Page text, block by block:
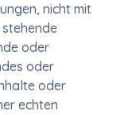
nicht mit
oder
oder
oder
echten